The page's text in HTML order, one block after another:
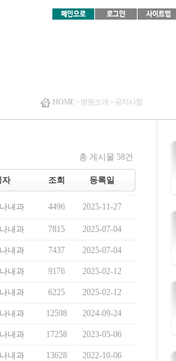
HOME> 병원소개 > 공지사항
총 게시물 58건
자 조회 등록일
내과 4496 2025-11-27
내과 7815 2025-07-04
내과 7437 2025-07-04
내과 9176 2025-02-12
내과 6225 2025-02-12
내과 12598 2024-09-24
내과 17258 2023-05-06
내과 13628 2022-10-06